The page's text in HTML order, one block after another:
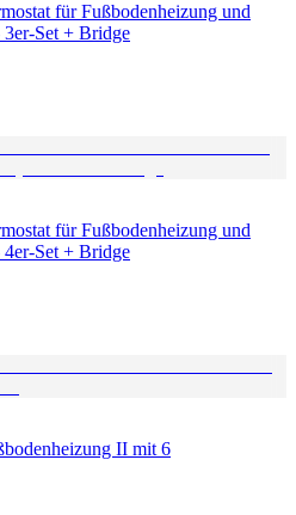
für Fußbodenheizung und
Set + Bridge
für Fußbodenheizung und
Set + Bridge
II mit 6